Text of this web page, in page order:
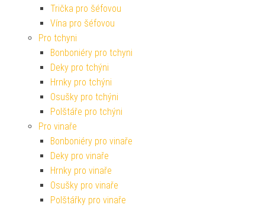
Trička pro šéfovou
Vína pro šéfovou
Pro tchyni
Bonboniéry pro tchyni
Deky pro tchýni
Hrnky pro tchýni
Osušky pro tchýni
Polštáře pro tchýni
Pro vinaře
Bonboniéry pro vinaře
Deky pro vinaře
Hrnky pro vinaře
Osušky pro vinaře
Polštářky pro vinaře